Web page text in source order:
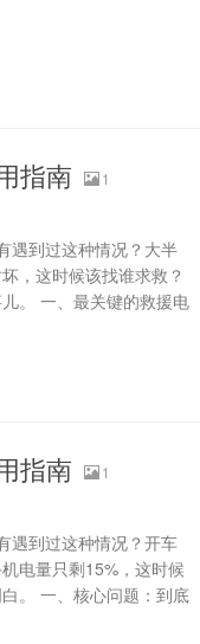
指南
1
遇到过这种情况？大半
，这时候该找谁求救？
。 一、最关键的救援电
指南
1
遇到过这种情况？开车
电量只剩15%，这时候
。 一、核心问题：到底